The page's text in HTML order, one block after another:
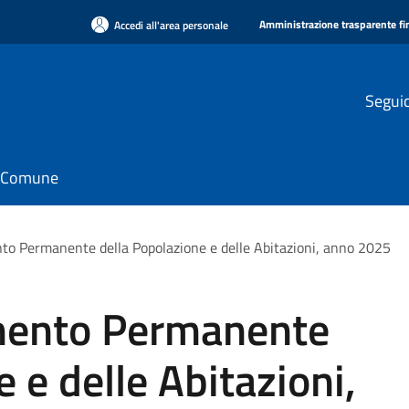
Accedi all'area personale Amministrazione trasparente
Permanente della Popolazione e delle Abitazioni, anno 2025
Permanente
e delle Abitazioni,